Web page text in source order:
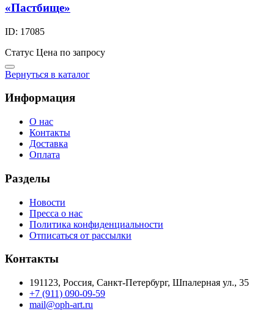
«Пастбище»
ID: 17085
Статус Цена по запросу
Вернуться в каталог
Информация
О нас
Контакты
Доставка
Оплата
Разделы
Новости
Пресса о нас
Политика конфиденциальности
Отписаться от рассылки
Контакты
191123, Россия, Санкт-Петербург, Шпалерная ул., 35
+7 (911) 090-09-59
mail@oph-art.ru